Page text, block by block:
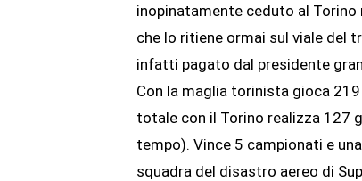
inopinatamente ceduto al
che lo ritiene ormai sul viale del
infatti pagato dal presidente
Con la maglia torinista gioca
totale con il Torino realizza 127
tempo). Vince 5 campionati e
squadra del disastro aereo di